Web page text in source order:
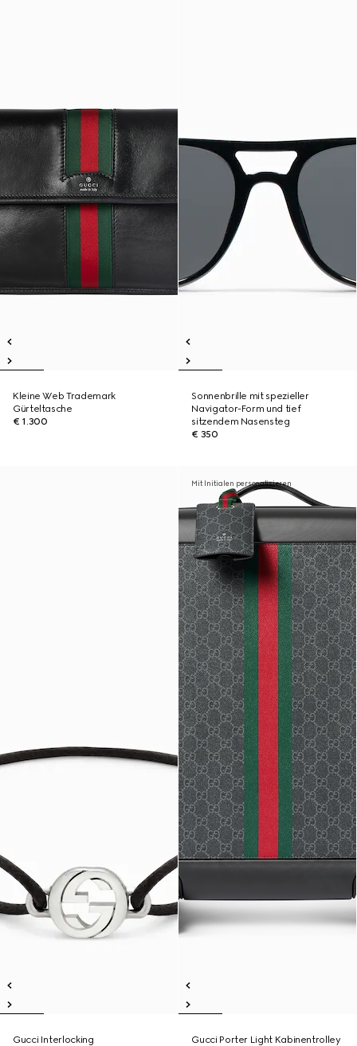
Kleine Web Trademark
Gürteltasche
€ 1.300
Sonnenbrille mit spezieller
Navigator-Form und tief
sitzendem Nasensteg
€ 350
Gucci Interlocking
Mit Initialen personalisieren
Gucci Porter Light Kabinentrolley